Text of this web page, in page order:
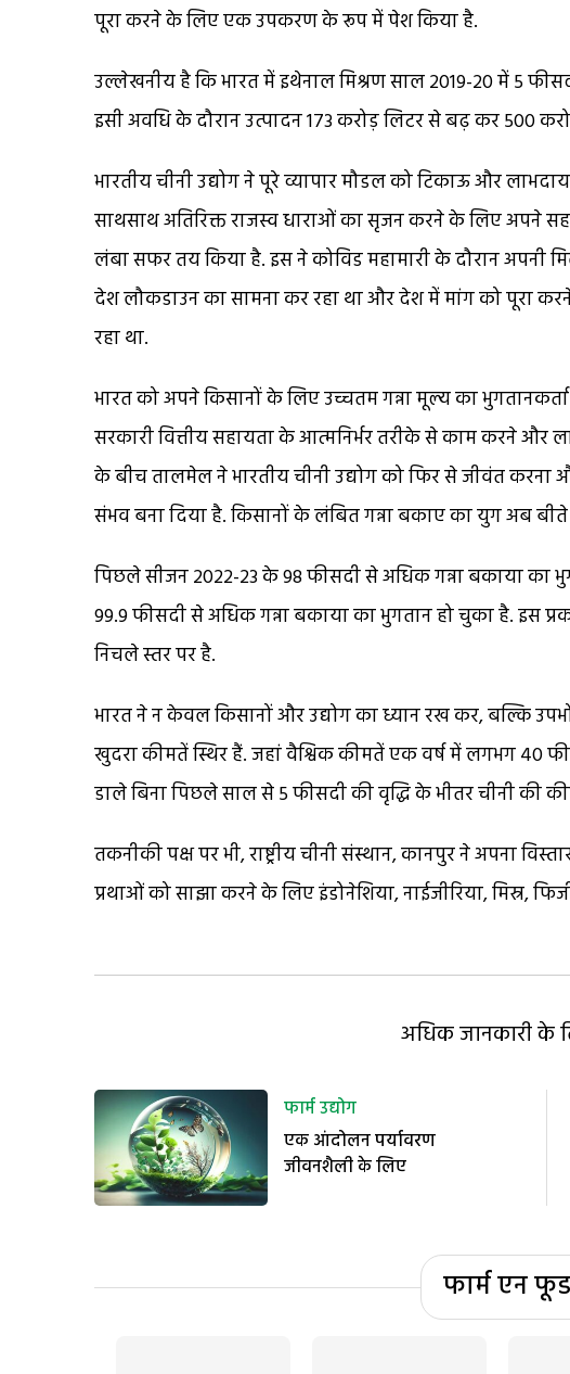
पूरा करने के लिए एक उपकरण के रूप में पेश किया है.
उल्लेखनीय है कि भारत में इथेनाल मिश्रण साल 2019-20 में 5
इसी अवधि के दौरान उत्पादन 173 करोड़ लिटर से बढ़ कर 500
भारतीय चीनी उद्योग ने पूरे व्यापार मौडल को टिकाऊ और
साथसाथ अतिरिक्त राजस्व धाराओं का सृजन करने के लिए अपने
लंबा सफर तय किया है. इस ने कोविड महामारी के दौरान
देश लौकडाउन का सामना कर रहा था और देश में मांग को पूरा
रहा था.
भारत को अपने किसानों के लिए उच्चतम गन्ना मूल्य का
सरकारी वित्तीय सहायता के आत्मनिर्भर तरीके से काम करने और
के बीच तालमेल ने भारतीय चीनी उद्योग को फिर से जीवंत
संभव बना दिया है. किसानों के लंबित गन्ना बकाए का युग अब
पिछले सीजन 2022-23 के 98 फीसदी से अधिक गन्ना बकाया का
99.9 फीसदी से अधिक गन्ना बकाया का भुगतान हो चुका है. इस
निचले स्तर पर है.
भारत ने न केवल किसानों और उद्योग का ध्यान रख कर, बल्कि
खुदरा कीमतें स्थिर हैं. जहां वैश्विक कीमतें एक वर्ष में लगभग 40
डाले बिना पिछले साल से 5 फीसदी की वृद्धि के भीतर चीनी की
तकनीकी पक्ष पर भी, राष्ट्रीय चीनी संस्थान, कानपुर ने अपना
प्रथाओं को साझा करने के लिए इंडोनेशिया, नाईजीरिया, मिस्र,
अधिक जानकारी के
फार्म उद्योग
एक आंदोलन पर्यावरण
जीवनशैली के लिए
फार्म एन